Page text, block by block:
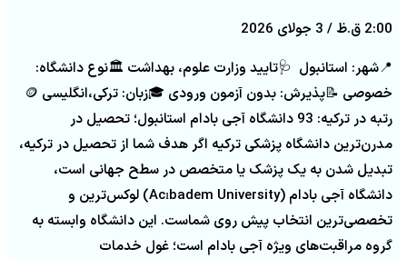
2:00 ق.ظ
📍شهر: استانبول 🩺تایید وزارت علوم، بهداشت 🏛️نوع دانشگاه:
خصوصی 📝پذیرش: بدون آزمون ورودی 🎓زبان: ترکی،انگلیسی 🪙
رتبه در ترکیه: 93 دانشگاه آجی بادام استانبول؛ تحصیل در
مدرن‌ترین دانشگاه پزشکی ترکیه اگر هدف شما از تحصیل در ترکیه،
تبدیل شدن به یک پزشک یا متخصص در سطح جهانی است،
دانشگاه آجی بادام (Acıbadem University) لوکس‌ترین و
تخصصی‌ترین انتخاب پیش روی شماست. این دانشگاه وابسته به
گروه مراقبت‌های ویژه آجی بادام است؛ غول خدمات